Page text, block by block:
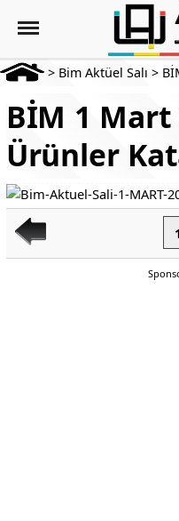
> Bim Aktüel Salı >
BİM 1
Ürünler
1